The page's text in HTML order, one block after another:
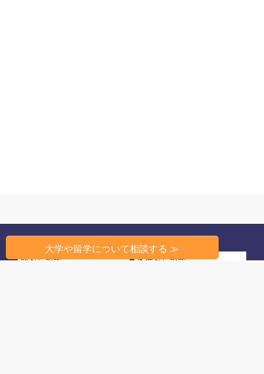
州から探す 条件から探す
大学や留学について相談する ≫